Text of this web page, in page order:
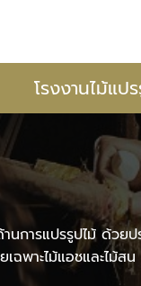
โรงงานไม้แ
นการแปรรูปไม้ ด้วย
ฉพาะไม้แอชและไม้ส